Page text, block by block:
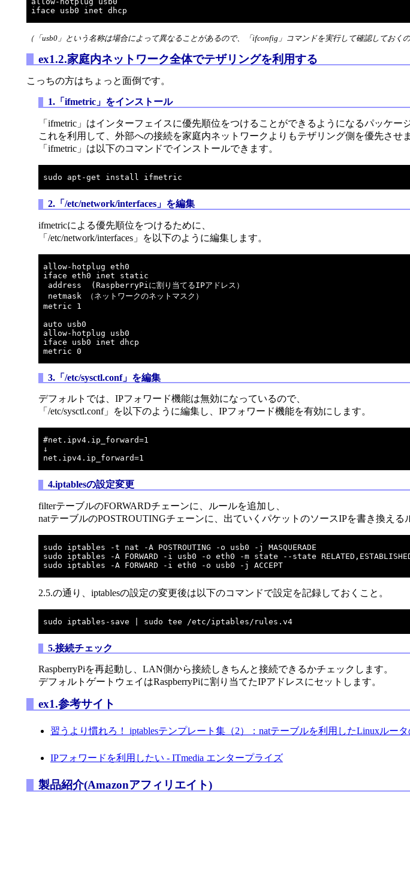
（「usb0」という名称は場合によって異なることがあるので、「ifconfig」コマンドを実行して確認しておくの
ex1.2.家庭内ネットワーク全体でテザリングを利用する
こっちの方はちょっと面倒です。
1.「ifmetric」をインストール
「ifmetric」はインターフェイスに優先順位をつけることができるようになるパッケージ
これを利用して、外部への接続を家庭内ネットワークよりもテザリング側を優先させま
「ifmetric」は以下のコマンドでインストールできます。
2.「/etc/network/interfaces」を編集
ifmetricによる優先順位をつけるために、
「/etc/network/interfaces」を以下のように編集します。
allow-hotplug eth0
iface eth0 inet static
address  (RaspberryPiに割り当てるIPアドレス）
netmask （ネットワークのネットマスク）
metric 1
auto usb0
allow-hotplug usb0
iface usb0 inet dhcp
3.「/etc/sysctl.conf」を編集
デフォルトでは、IPフォワード機能は無効になっているので、
「/etc/sysctl.conf」を以下のように編集し、IPフォワード機能を有効にします。
#net.ipv4.ip_forward=1
↓
4.iptablesの設定変更
filterテーブルのFORWARDチェーンに、ルールを追加し、
natテーブルのPOSTROUTINGチェーンに、出ていくパケットのソースIPを書き換える
sudo iptables -t nat -A POSTROUTING -o usb0 -j MASQUERADE
sudo iptables -A FORWARD -i usb0 -o eth0 -m state --state
2.5.の通り、iptablesの設定の変更後は以下のコマンドで設定を記録しておくこと。
5.接続チェック
RaspberryPiを再起動し、LAN側から接続しきちんと接続できるかチェックします。
デフォルトゲートウェイはRaspberryPiに割り当てたIPアドレスにセットします。
ex1.参考サイト
習うより慣れろ！ iptablesテンプレート集（2）：natテーブルを利用したLinuxルー
IPフォワードを利用したい - ITmedia エンタープライズ
製品紹介(Amazonアフィリエイト)